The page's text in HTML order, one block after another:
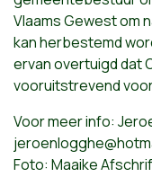
Vlaams Gewest om
kan herbestemd
ervan overtuigd dat
vooruitstrevend
Voor meer info:
Foto: Maaike